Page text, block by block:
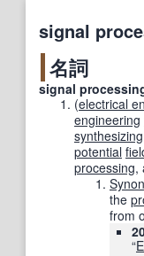
signal
名詞
signal
(electrical
engineering
synthesizing
potential
processing,
the
from
“